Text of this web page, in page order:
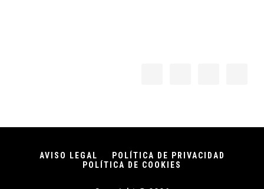
AVISO LEGAL
POLÍTICA DE PRIVACIDAD
POLÍTICA DE COOKIES